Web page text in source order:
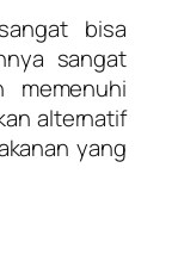
bisa
sangat
memenuhi
alternatif
yang